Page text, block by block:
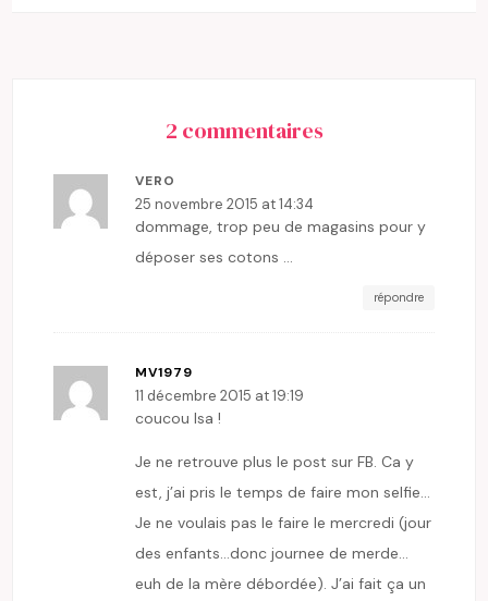
2 commentaires
VERO
25 novembre 2015 at 14:34
dommage, trop peu de magasins pour y
déposer ses cotons …
répondre
MV1979
11 décembre 2015 at 19:19
coucou Isa !
Je ne retrouve plus le post sur FB. Ca y
est, j’ai pris le temps de faire mon selfie…
Je ne voulais pas le faire le mercredi (jour
des enfants…donc journee de merde…
euh de la mère débordée). J’ai fait ça un